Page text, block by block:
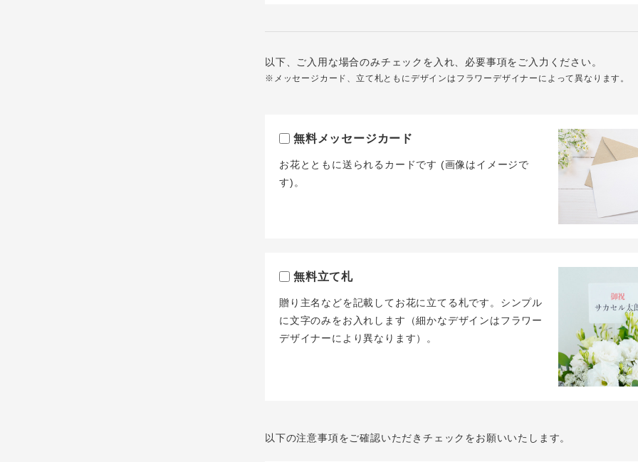
以下、ご入用な場合のみチェックを入れ、必要事項をご入力ください。
※メッセージカード、立て札ともにデザインはフラワーデザイナーによって異なります。
無料メッセージカード
お花とともに送られるカードです (画像はイメージで
す)。
無料立て札
贈り主名などを記載してお花に立てる札です。シンプル
に文字のみをお入れします（細かなデザインはフラワー
デザイナーにより異なります）。
以下の注意事項をご確認いただきチェックをお願いいたします。